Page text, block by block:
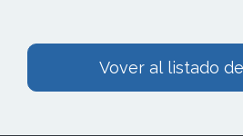
Vover al listado